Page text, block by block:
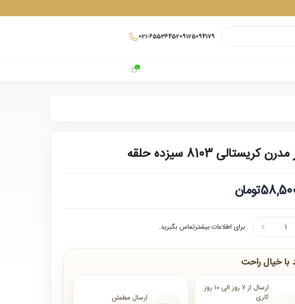
021-6553645209125094179
0
کریستالی 8103 سیزده حلقه
برای اطلاعات بیشترتماس بگیرید.
با خیال راحت
ارسال از ۷ روز الی ۱۰ روز
کاری
ارسال مطمئن